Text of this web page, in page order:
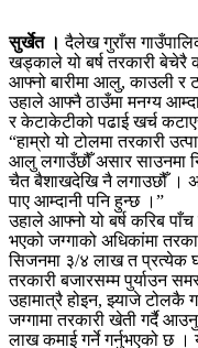
सुर्खेत । दैलेख गुराँस
खड्काले यो बर्ष तरकारी
आफ्नो बारीमा आलु, काउली र
उहाले आफ्नै ठाउँमा मनग्य
र केटाकेटीको पढाई खर्च
“हाम्रो यो टोलमा तरकारी
आलु लगाउँछौँ असार साउनमा
चैत बैशाखदेखि नै लगाउछौँ ।
पाए आम्दानी पनि हुन्छ ।”
उहाले आफ्नो यो बर्ष करिब
भएको जग्गाको अधिकांमा
सिजनमा ३/४ लाख त प्रत्येक
तरकारी बजारसम्म पुर्याउन
उहामात्रै होइन, झ्याजे टोलकै
जग्गामा तरकारी खेती गर्दै
लाख कमाई गर्ने गर्नुभएको छ ।